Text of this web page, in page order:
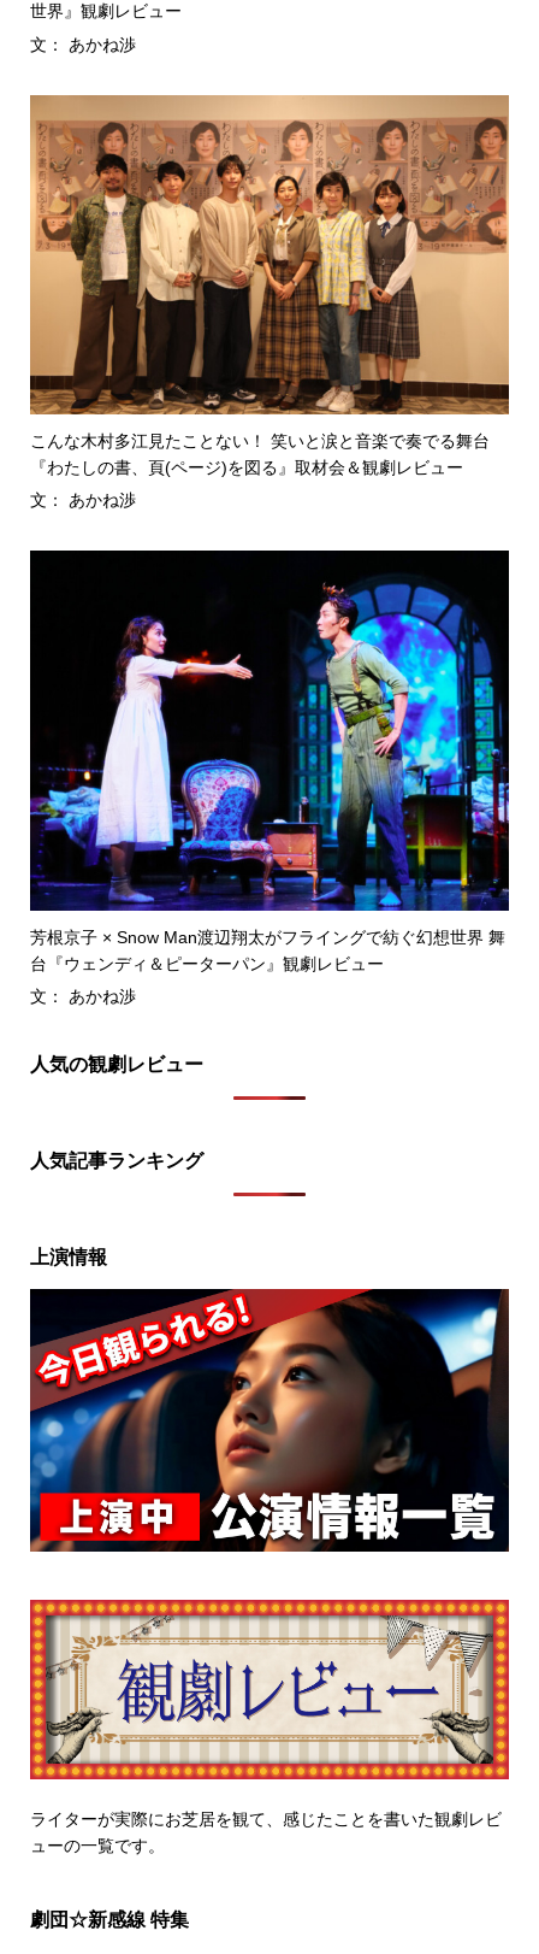
世界』観劇レビュー
文： あかね渉
こんな木村多江見たことない！ 笑いと涙と音楽で奏でる舞台
『わたしの書、頁(ページ)を図る』取材会＆観劇レビュー
文： あかね渉
芳根京子 × Snow Man渡辺翔太がフライングで紡ぐ幻想世界 舞
台『ウェンディ＆ピーターパン』観劇レビュー
文： あかね渉
人気の観劇レビュー
人気記事ランキング
上演情報
ライターが実際にお芝居を観て、感じたことを書いた観劇レビ
ューの一覧です。
劇団☆新感線 特集